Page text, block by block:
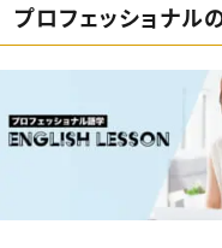
プロフェッショナル